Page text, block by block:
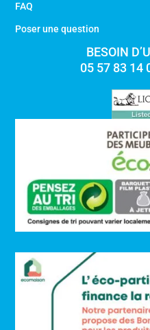
FAQ
Poser une question
BESOIN
05 57 83 14